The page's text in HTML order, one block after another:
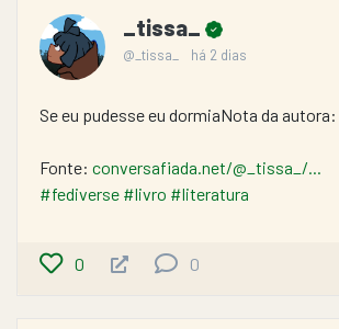
_tissa_
@_tissa_ há 2 dias
Se eu pudesse eu dormiaNota da
Fonte: conversafiada.net/@_tissa_/...
#fediverse #livro #literatura
0 0